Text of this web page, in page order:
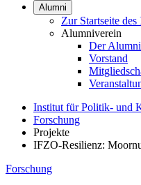
Alumni
Zur Startseite des
Alumniverein
Der
Vorstand
Institut für Politik- und
Forschung
Projekte
IFZO-Resilienz:
Forschung